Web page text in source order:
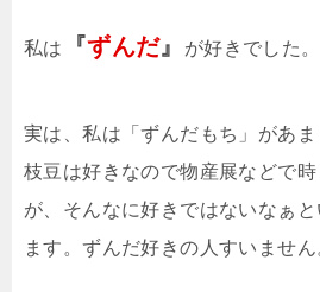
私は 『ずんだ』 が好きでした。
実は、私は「ずんだもち」があま
枝豆は好きなので物産展などで
が、そんなに好きではないなぁ
ます。ずんだ好きの人すいません